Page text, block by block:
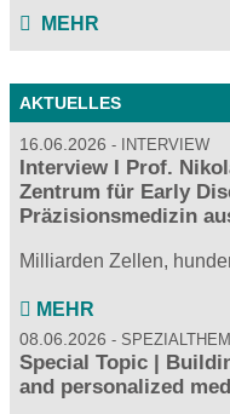
MEHR
AKTUELLES
16.06.2026 INTERVIEW
Interview I Prof.
Zentrum für Early
Präzisionsmedizin
Milliarden Zellen,
MEHR
08.06.2026
Special Topic |
and personalized